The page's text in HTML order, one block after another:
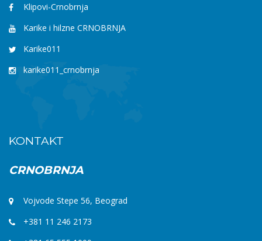
Klipovi-Crnobrnja
Karike i hilzne CRNOBRNJA
Karike011
karike011_crnobrnja
KONTAKT
CRNOBRNJA
Vojvode Stepe 56, Beograd
+381 11 246 2173